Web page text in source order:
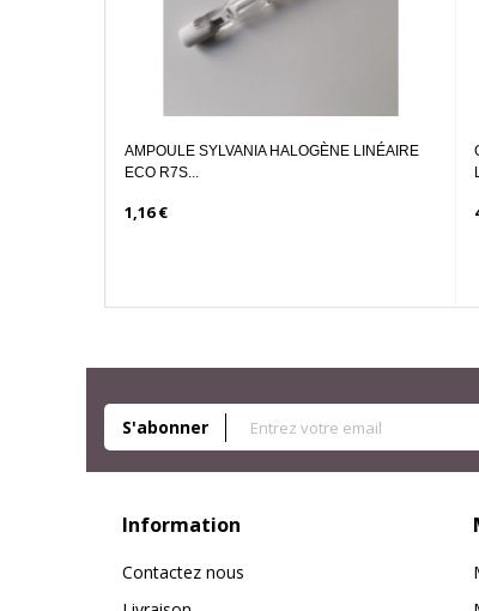
SYLVANIA HALOGÈNE LINÉAIRE
GENERALE
S'abonner
Information
Contactez nous